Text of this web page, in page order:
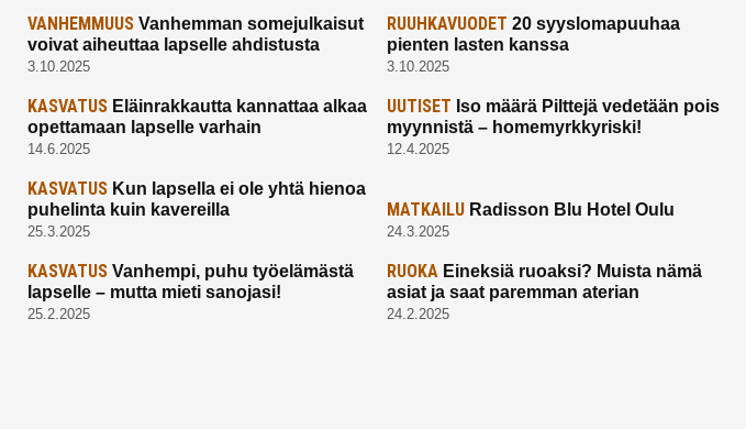
VANHEMMUUS Vanhemman somejulkaisut
voivat aiheuttaa lapselle ahdistusta
3.10.2025
RUUHKAVUODET 20 syyslomapuuhaa
pienten lasten kanssa
3.10.2025
KASVATUS Eläinrakkautta kannattaa alkaa
opettamaan lapselle varhain
14.6.2025
UUTISET Iso määrä Pilttejä vedetään pois
myynnistä – homemyrkkyriski!
12.4.2025
KASVATUS Kun lapsella ei ole yhtä hienoa
puhelinta kuin kavereilla
25.3.2025
MATKAILU Radisson Blu Hotel Oulu
24.3.2025
KASVATUS Vanhempi, puhu työelämästä
lapselle – mutta mieti sanojasi!
25.2.2025
RUOKA Eineksiä ruoaksi? Muista nämä
asiat ja saat paremman aterian
24.2.2025